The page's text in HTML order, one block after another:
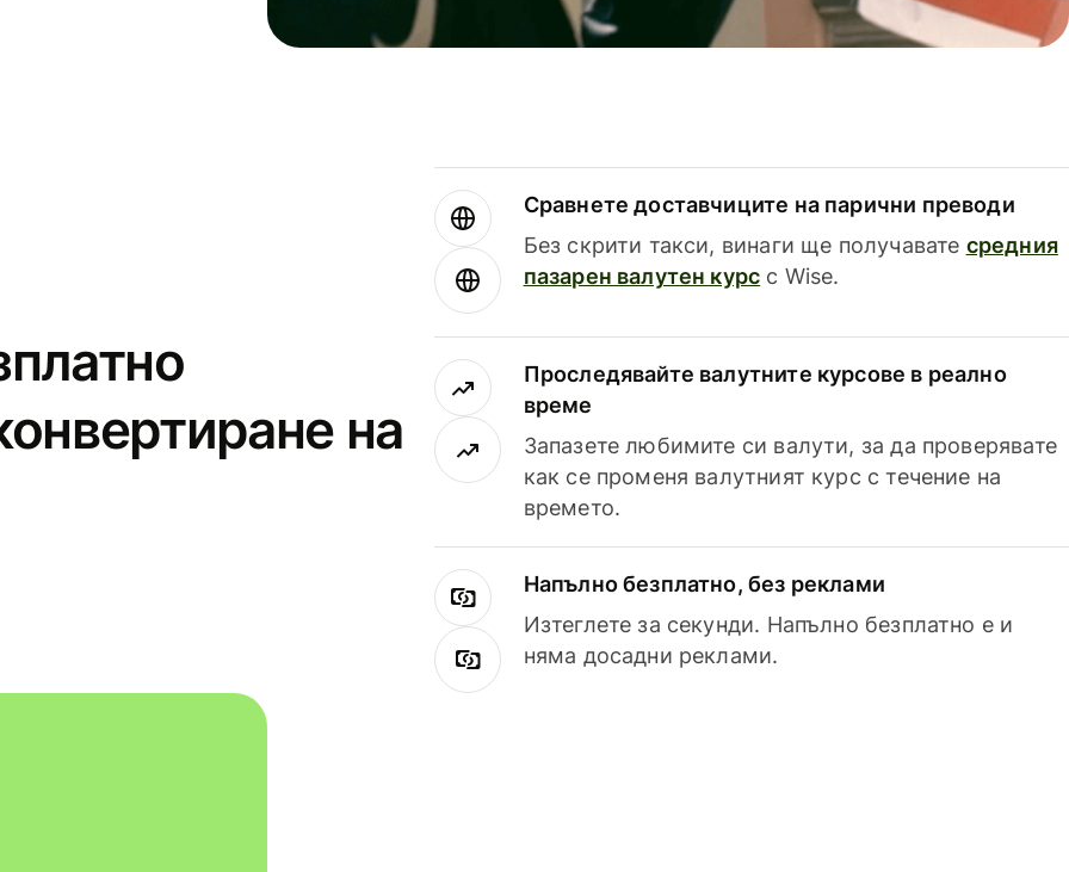
на
Сравнете доставчиците на парични преводи
Без скрити такси, винаги ще получавате средния
пазарен валутен курс с Wise.
Проследявайте валутните курсове в реално
време
Запазете любимите си валути, за да проверявате
как се променя валутният курс с течение на
времето.
Напълно безплатно, без реклами
Изтеглете за секунди. Напълно безплатно е и
няма досадни реклами.